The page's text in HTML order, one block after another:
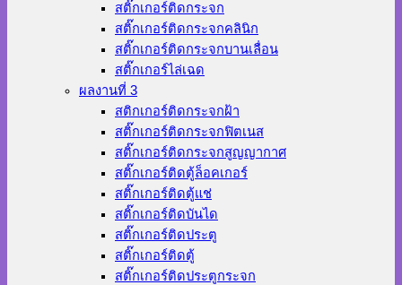
สติ๊กเกอร์ติดกระจก
สติ๊กเกอร์ติดกระจกคลินิก
สติ๊กเกอร์ติดกระจกบานเลื่อน
สติ๊กเกอร์ไล่เฉด
ผลงานที่ 3
สติกเกอร์ติดกระจกฝ้า
สติ๊กเกอร์ติดกระจกฟิตเนส
สติ๊กเกอร์ติดกระจกสูญญากาศ
สติ๊กเกอร์ติดตู้ล็อคเกอร์
สติ๊กเกอร์ติดตู้แช่
สติ๊กเกอร์ติดบันได
สติ๊กเกอร์ติดประตู
สติ๊กเกอร์ติดตู้
สติ๊กเกอร์ติดประตูกระจก